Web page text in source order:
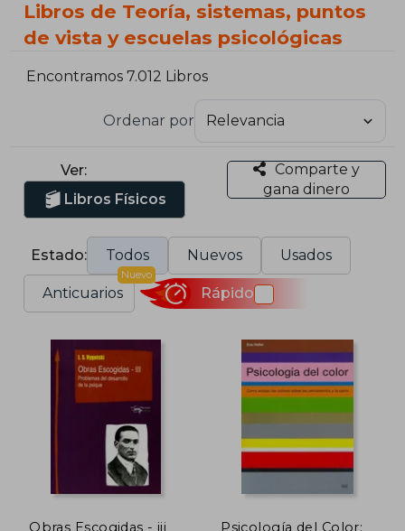
Libros de Teoría, sistemas, puntos
de vista y escuelas psicológicas
Encontramos 7.012 Libros
Ordenar por
Ver:
Libros Físicos
Comparte y
gana dinero
Estado: Todos Nuevos Usados
Anticuarios
Nuevo
Rápido
Obras Escogidas - iii
Psicología del Color: